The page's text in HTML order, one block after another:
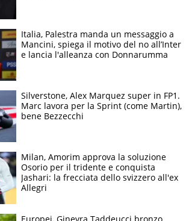
Italia, Palestra manda un messaggio a
Mancini, spiega il motivo del no all’Inter
e lancia l'alleanza con Donnarumma
Silverstone, Alex Marquez super in FP1.
Marc lavora per la Sprint (come Martin),
bene Bezzecchi
Milan, Amorim approva la soluzione
Osorio per il tridente e conquista
Jashari: la frecciata dello svizzero all'ex
Allegri
Europei, Ginevra Taddeucci bronzo